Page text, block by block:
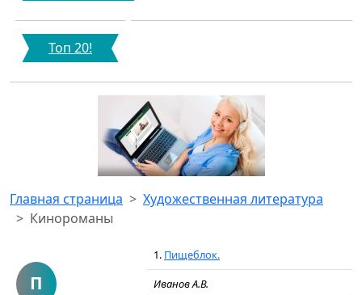
Топ 20!
Главная страница
Художественная литература
Кинороманы
П
1. Пищеблок.
Иванов А.В.